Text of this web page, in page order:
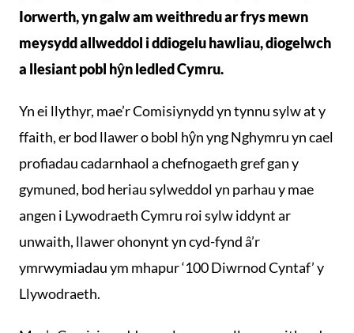
Iorwerth, yn galw am weithredu ar frys mewn
meysydd allweddol i ddiogelu hawliau, diogelwch
a llesiant pobl hŷn ledled Cymru.
Yn ei llythyr, mae’r Comisiynydd yn tynnu sylw at y
ffaith, er bod llawer o bobl hŷn yng Nghymru yn cael
profiadau cadarnhaol a chefnogaeth gref gan y
gymuned, bod heriau sylweddol yn parhau y mae
angen i Lywodraeth Cymru roi sylw iddynt ar
unwaith, llawer ohonynt yn cyd-fynd â’r
ymrwymiadau ym mhapur ‘100 Diwrnod Cyntaf’ y
Llywodraeth.